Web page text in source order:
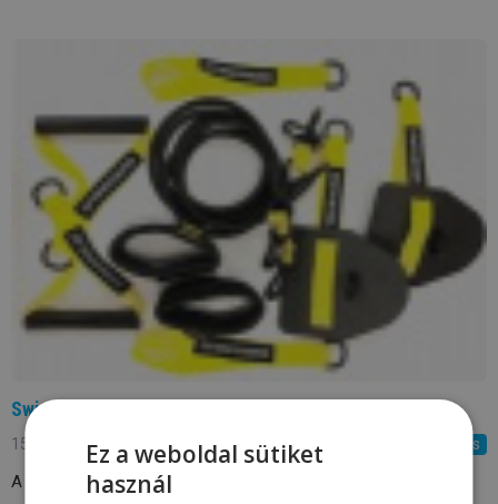
Swimaholic Dryland szett
15.3.2021 Értékelés
A Swimaholic Dryland szett
Ez a weboldal sütiket
használ